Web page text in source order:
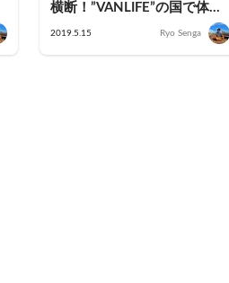
横断！”VANLIFE”の国で体感
したCarstayの魅力
2019.5.15 Ryo Senga